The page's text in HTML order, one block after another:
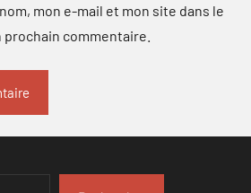
mon e-mail et mon site dans le
commentaire.